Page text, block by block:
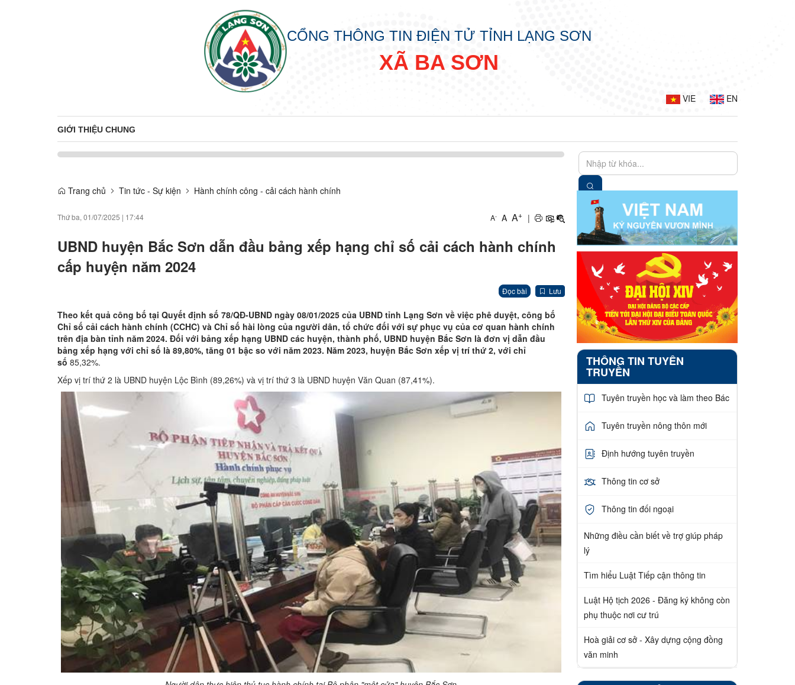
CỔNG THÔNG TIN ĐIỆN TỬ TỈNH LẠNG SƠN
XÃ BA SƠN
VIE EN
GIỚI THIỆU CHUNG
Trang chủ Tin tức - Sự kiện Hành chính công - cải cách hành chính
Thứ ba, 01/07/2025 | 17:44 A- A A+ |
UBND huyện Bắc Sơn dẫn đầu bảng xếp hạng chỉ số cải cách hành chính
cấp huyện năm 2024
Đọc bài Lưu
Theo kết quả công bố tại Quyết định số 78/QĐ-UBND ngày 08/01/2025 của UBND tỉnh Lạng Sơn về việc phê duyệt, công bố
Chỉ số cải cách hành chính (CCHC) và Chỉ số hài lòng của người dân, tổ chức đối với sự phục vụ của cơ quan hành chính
trên địa bàn tỉnh năm 2024. Đối với bảng xếp hạng UBND các huyện, thành phố, UBND huyện Bắc Sơn là đơn vị dẫn đầu
bảng xếp hạng với chỉ số là 89,80%, tăng 01 bậc so với năm 2023. Năm 2023, huyện Bắc Sơn xếp vị trí thứ 2, với chỉ
số 85,32%.
Xếp vị trí thứ 2 là UBND huyện Lộc Bình (89,26%) và vị trí thứ 3 là UBND huyện Văn Quan (87,41%).
THÔNG TIN TUYÊN
TRUYỀN
Tuyên truyền học và làm theo Bác
Tuyên truyền nông thôn mới
Định hướng tuyên truyền
Thông tin cơ sở
Thông tin đối ngoại
Những điều cần biết về trợ giúp pháp
lý
Tìm hiểu Luật Tiếp cận thông tin
Luật Hộ tịch 2026 - Đăng ký không còn
phụ thuộc nơi cư trú
Hoà giải cơ sở - Xây dựng cộng đồng
văn minh